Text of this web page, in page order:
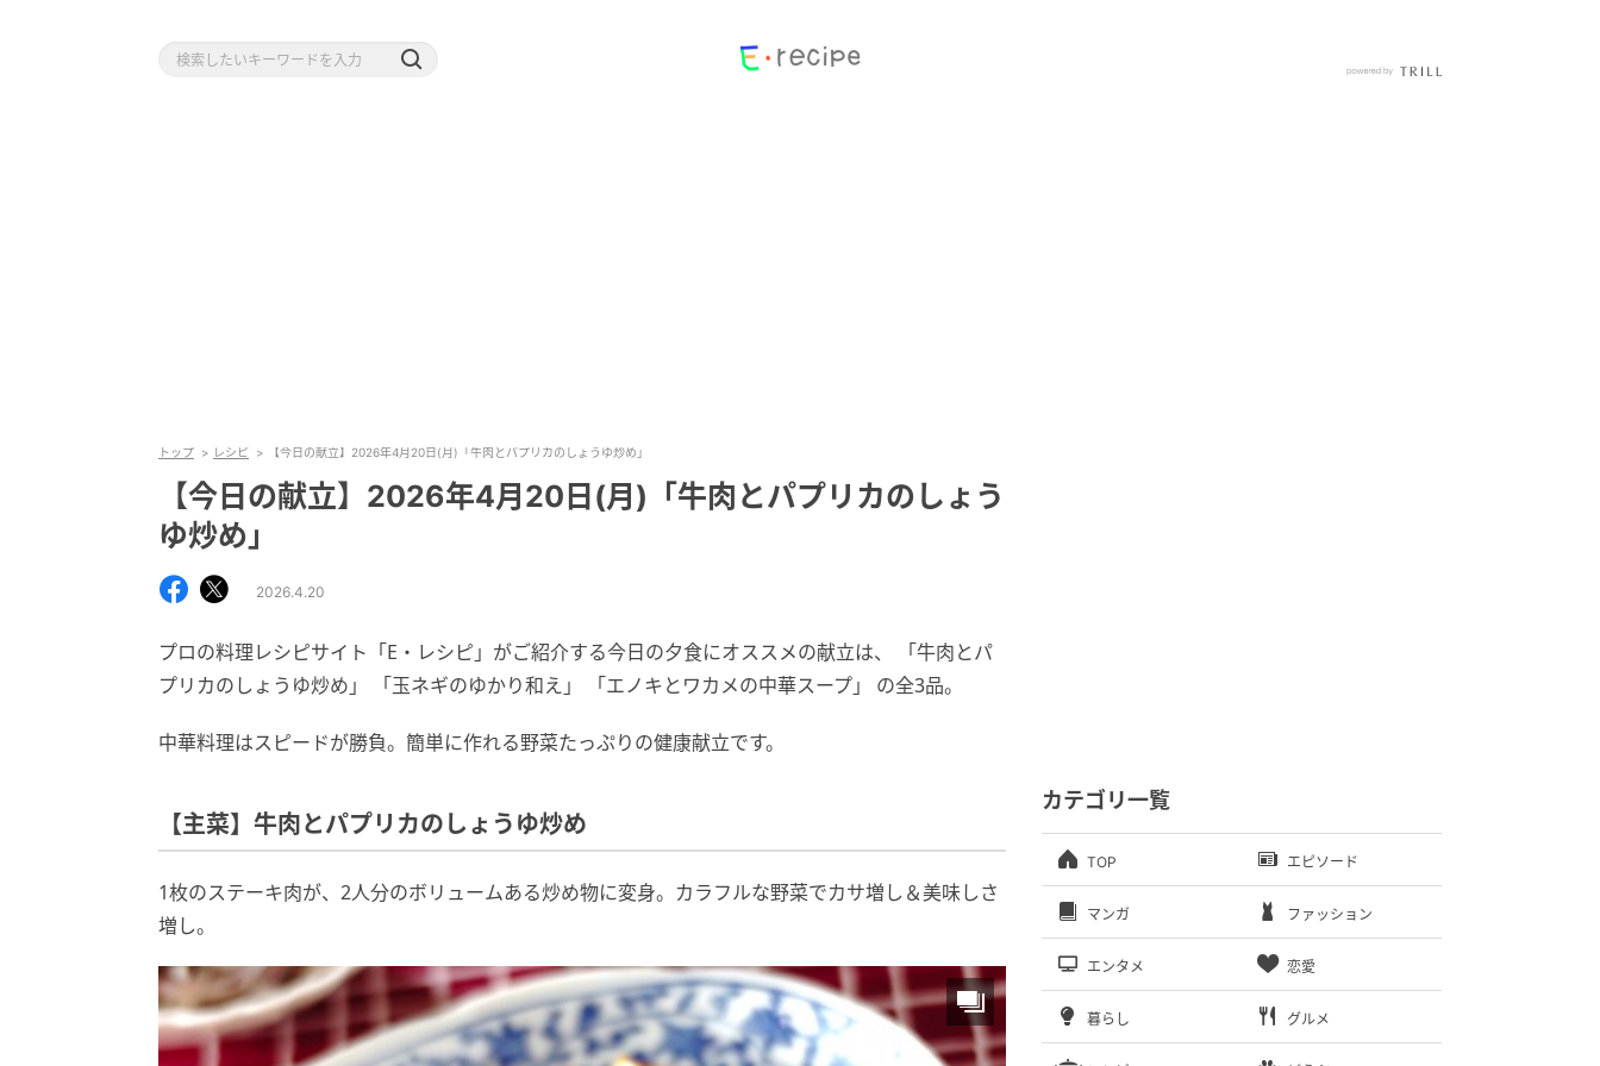
トップ レシピ 【今日の献立】2026年4月20日(月)「牛肉とパプリカのしょうゆ炒め」
【今日の献立】2026年4月20日(月)「牛肉とパプリカのしょう
ゆ炒め」
2026.4.20
プロの料理レシピサイト「E・レシピ」がご紹介する今日の夕食にオススメの献立は、 「牛肉とパ
プリカのしょうゆ炒め」 「玉ネギのゆかり和え」 「エノキとワカメの中華スープ」 の全3品。
中華料理はスピードが勝負。簡単に作れる野菜たっぷりの健康献立です。
【主菜】牛肉とパプリカのしょうゆ炒め
1枚のステーキ肉が、2人分のボリュームある炒め物に変身。カラフルな野菜でカサ増し＆美味しさ
増し。
カテゴリ一覧
TOP エピソード
マンガ ファッション
エンタメ 恋愛
暮らし グルメ